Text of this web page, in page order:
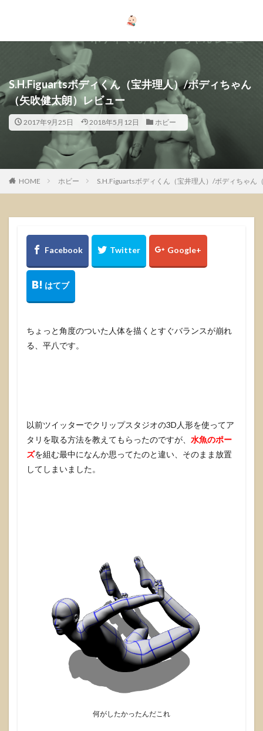
S.H.Figuartsボディくん（宝井理人）/ボディちゃん
（矢吹健太朗）レビュー
2017年9月25日 2018年5月12日 ホビー
HOME ホビー S.H.Figuartsボディくん（宝井理人）/ボディちゃん
ちょっと角度のついた人体を描くとすぐバランスが崩れ
る、平八です。
以前ツイッターでクリップスタジオの3D人形を使ってア
タリを取る方法を教えてもらったのですが、 水魚のポー
ズを組む最中になんか思ってたのと違い、そのまま放置
してしまいました。
何がしたかったんだこれ